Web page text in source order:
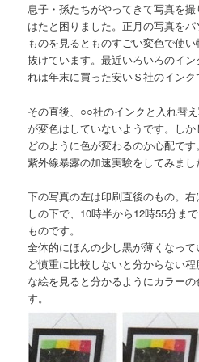
息子・孫たちがやってきて写真を
はたと困りました。正月の写真を
ものを見るとものすごい変色で使
抜けています。最近いろいろのイ
れは年末に買った安いＳ社のインク
その直後、○○社のインクと入れ替
が変色はしていないようです。し
どのように色が変わるのか心配で
紫外線暴露の加速実験をしてみまし
下の写真の左は印刷直後のもの。
しの下で、10時半から12時55分ま
ものです。
全体的にほんの少し黒が薄くなっ
ど慎重に比較しないと分からない
な絵を見ると分かるようにカラー
す。